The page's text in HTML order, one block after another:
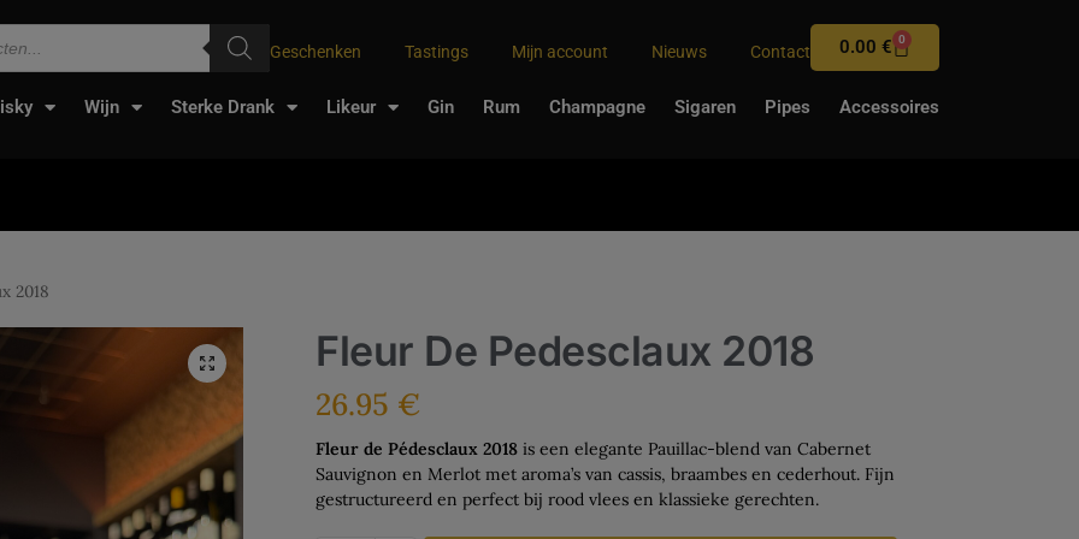
Geschenken Tastings Mijn account Nieuws Contact 0.00€ 0
Wijn Sterke Drank Likeur Gin Rum Champagne Sigaren Pipes Accessoires
2018
Fleur De Pedesclaux 2018
26.95 €
Fleur de Pédesclaux 2018 is een elegante Pauillac-blend van Cabernet
Sauvignon en Merlot met aroma’s van cassis, braambes en cederhout. Fijn
gestructureerd en perfect bij rood vlees en klassieke gerechten.